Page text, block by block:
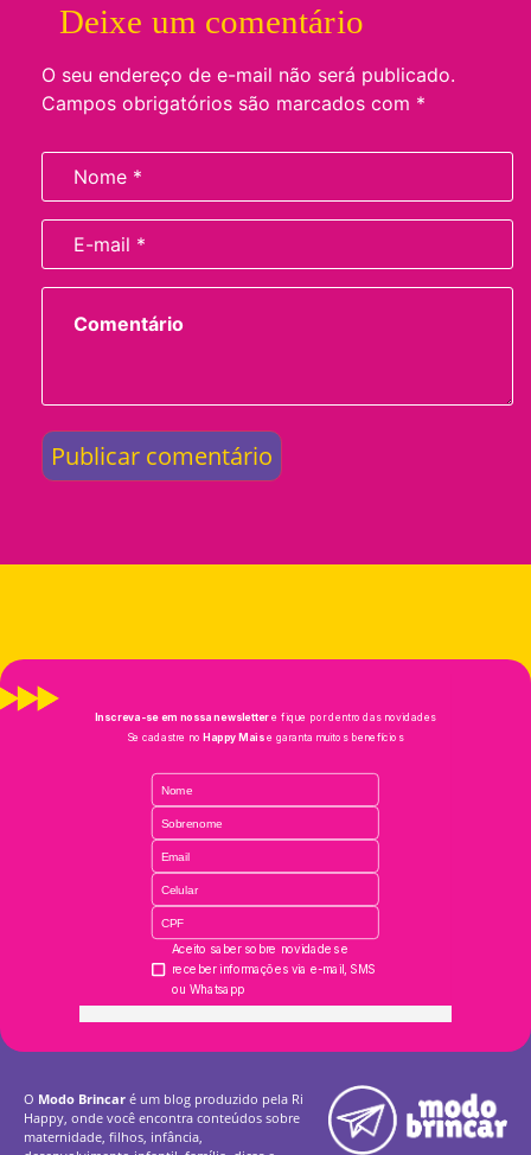
Deixe um comentário
O seu endereço de e-mail não será publicado.
Campos obrigatórios são marcados com *
O Modo Brincar é um blog produzido pela Ri
Happy, onde você encontra conteúdos sobre
maternidade, filhos, infância,